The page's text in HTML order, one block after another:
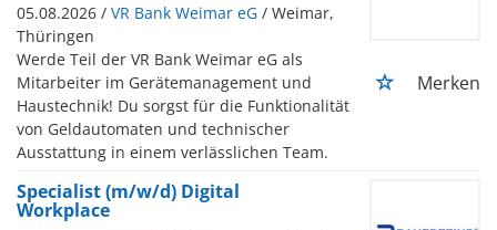
05.08.2026 / VR Bank Weimar eG / Weimar,
Thüringen
Werde Teil der VR Bank Weimar eG als
Mitarbeiter im Gerätemanagement und
Haustechnik! Du sorgst für die Funktionalität
von Geldautomaten und technischer
Ausstattung in einem verlässlichen Team.
Merken
Specialist (m/w/d) Digital
Workplace